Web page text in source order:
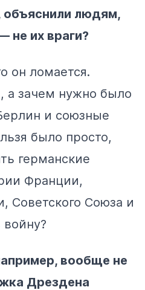
объяснили людям,
не их враги?
он ломается.
а зачем нужно было
и союзные
было просто,
германские
Франции,
Советского Союза и
вообще не
Дрездена